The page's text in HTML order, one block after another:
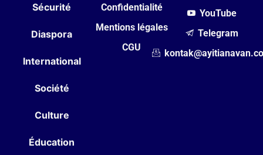
Sécurité
Diaspora
International
Société
Culture
Éducation
Confidentialité
Mentions légales
CGU
YouTube
Telegram